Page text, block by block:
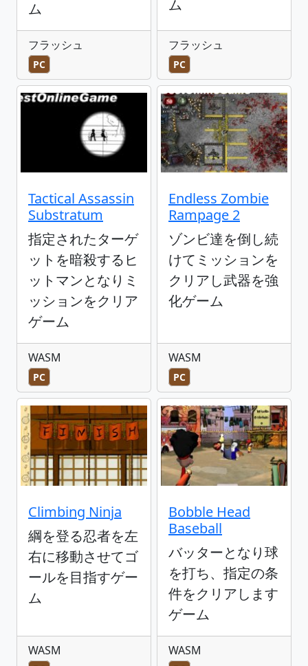
ム
フラッシュ
PC
ム
フラッシュ
PC
Tactical Assassin
Substratum
指定されたターゲ
ットを暗殺するヒ
ットマンとなりミ
ッションをクリア
ゲーム
WASM
PC
Endless Zombie
Rampage 2
ゾンビ達を倒し続
けてミッションを
クリアし武器を強
化ゲーム
WASM
PC
Climbing Ninja
綱を登る忍者を左
右に移動させてゴ
ールを目指すゲー
ム
WASM
Bobble Head
Baseball
バッターとなり球
を打ち、指定の条
件をクリアします
ゲーム
WASM